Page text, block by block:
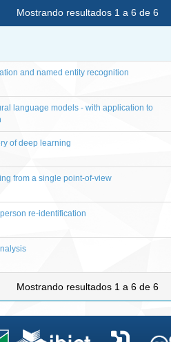
Mostrando resultados 1 a 6 de 6
and named entity recognition
language models - with application to
of deep learning
from a single point-of-view
re-identification
Mostrando resultados 1 a 6 de 6